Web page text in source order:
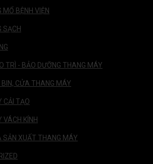
MỔ BỆNH VIỆN
SẠCH
TRÌ - BẢO DƯỠNG THANG MÁY
BIN, CỬA THANG MÁY
CẢI TẠO
VÁCH KÍNH
SẢN XUẤT THANG MÁY